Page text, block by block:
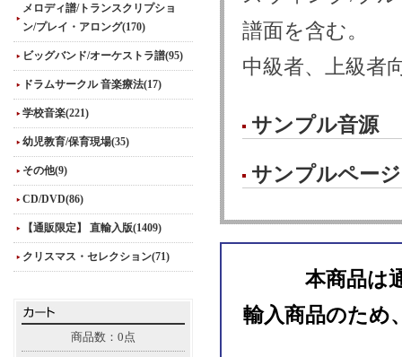
メロディ譜/トランスクリプショ
ン/プレイ・アロング(170)
ビッグバンド/オーケストラ譜(95)
ドラムサークル 音楽療法(17)
学校音楽(221)
幼児教育/保育現場(35)
その他(9)
CD/DVD(86)
【通販限定】 直輸入版(1409)
クリスマス・セレクション(71)
商品数：0点
譜面を含む。
中級者、上級者
サンプル音源
サンプルページ
本商品は
輸入商品のため